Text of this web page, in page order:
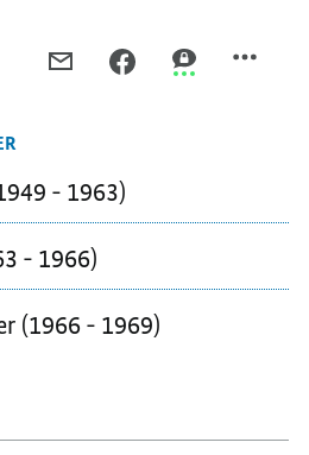
SCHMIDT
-
1982)
- 1963)
- 1966)
(1966 - 1969)